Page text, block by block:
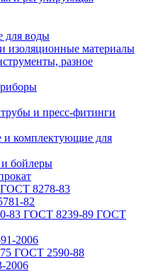
для воды
изоляционные материалы
разное
и пресс-фитинги
и комплектующие для
и бойлеры
8278-83
82
83 ГОСТ 8239-89 ГОСТ
2006
ГОСТ 2590-88
2006